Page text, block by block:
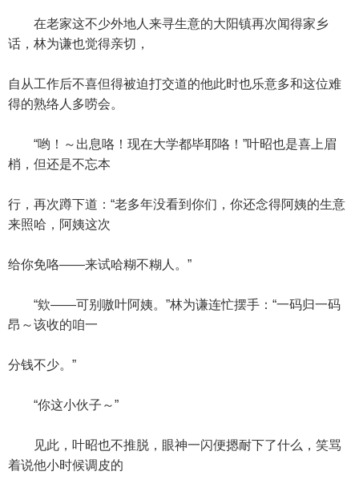
在老家这不少外地人来寻生意的大阳镇再次闻得家乡
话，林为谦也觉得亲切，
自从工作后不喜但得被迫打交道的他此时也乐意多和这位难
得的熟络人多唠会。
“哟！～出息咯！现在大学都毕耶咯！”叶昭也是喜上眉
梢，但还是不忘本
行，再次蹲下道：“老多年没看到你们，你还念得阿姨的生意
来照哈，阿姨这次
给你免咯——来试哈糊不糊人。”
“欸——可别嗷叶阿姨。”林为谦连忙摆手：“一码归一码
昂～该收的咱一
分钱不少。”
“你这小伙子～”
见此，叶昭也不推脱，眼神一闪便摁耐下了什么，笑骂
着说他小时候调皮的